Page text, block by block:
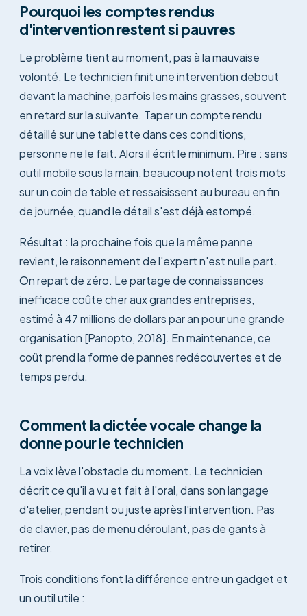
Pourquoi les comptes rendus
d'intervention restent si pauvres
Le problème tient au moment, pas à la mauvaise
volonté. Le technicien finit une intervention debout
devant la machine, parfois les mains grasses, souvent
en retard sur la suivante. Taper un compte rendu
détaillé sur une tablette dans ces conditions,
personne ne le fait. Alors il écrit le minimum. Pire : sans
outil mobile sous la main, beaucoup notent trois mots
sur un coin de table et ressaisissent au bureau en fin
de journée, quand le détail s'est déjà estompé.
Résultat : la prochaine fois que la même panne
revient, le raisonnement de l'expert n'est nulle part.
On repart de zéro. Le partage de connaissances
inefficace coûte cher aux grandes entreprises,
estimé à 47 millions de dollars par an pour une grande
organisation [Panopto, 2018]. En maintenance, ce
coût prend la forme de pannes redécouvertes et de
temps perdu.
Comment la dictée vocale change la
donne pour le technicien
La voix lève l'obstacle du moment. Le technicien
décrit ce qu'il a vu et fait à l'oral, dans son langage
d'atelier, pendant ou juste après l'intervention. Pas
de clavier, pas de menu déroulant, pas de gants à
retirer.
Trois conditions font la différence entre un gadget et
un outil utile :